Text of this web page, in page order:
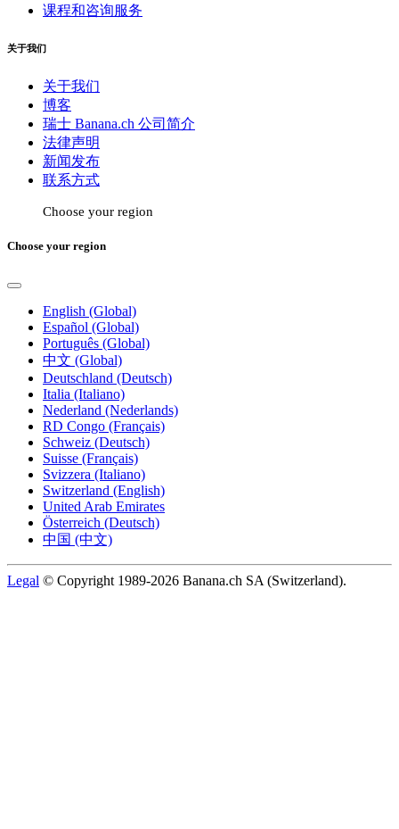
课程和咨询服务
关于我们
关于我们
博客
瑞士 Banana.ch 公司简介
法律声明
新闻发布
联系方式
Choose your region
Choose your region
English (Global)
Español (Global)
Português (Global)
中文 (Global)
Deutschland (Deutsch)
Italia (Italiano)
Nederland (Nederlands)
RD Congo (Français)
Schweiz (Deutsch)
Suisse (Français)
Svizzera (Italiano)
Switzerland (English)
United Arab Emirates
Österreich (Deutsch)
中国 (中文)
Legal © Copyright 1989-2026 Banana.ch SA (Switzerland).